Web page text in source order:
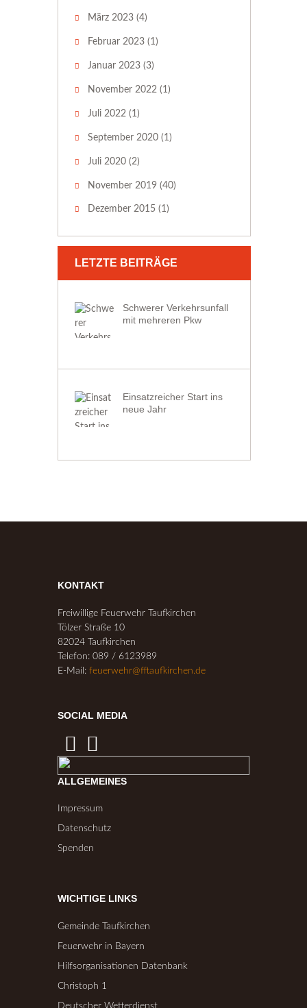
März 2023 (4)
Februar 2023 (1)
Januar 2023 (3)
November 2022 (1)
Juli 2022 (1)
September 2020 (1)
Juli 2020 (2)
November 2019 (40)
Dezember 2015 (1)
LETZTE BEITRÄGE
Schwerer Verkehrsunfall
mit mehreren Pkw
Einsatzreicher Start ins
neue Jahr
KONTAKT
Freiwillige Feuerwehr Taufkirchen
Tölzer Straße 10
82024 Taufkirchen
Telefon: 089 / 6123989
E-Mail: feuerwehr@fftaufkirchen.de
SOCIAL MEDIA
ALLGEMEINES
Impressum
Datenschutz
Spenden
WICHTIGE LINKS
Gemeinde Taufkirchen
Feuerwehr in Bayern
Hilfsorganisationen Datenbank
Christoph 1
Deutscher Wetterdienst